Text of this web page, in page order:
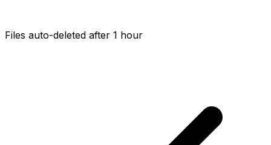
Files auto-deleted after 1 hour